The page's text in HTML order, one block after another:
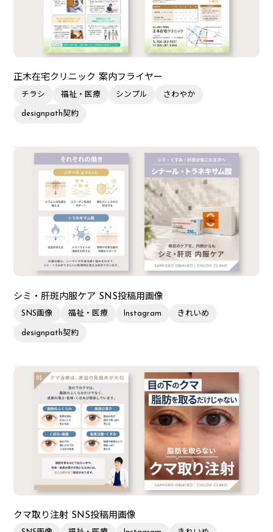
正木在宅クリニック 案内フライヤー
チラシ 福祉・医療 シンプル さわやか
designpath契約
シミ・肝斑内服ケア SNS投稿用画像
SNS画像 福祉・医療 Instagram きれいめ
designpath契約
クマ取り注射 SNS投稿用画像